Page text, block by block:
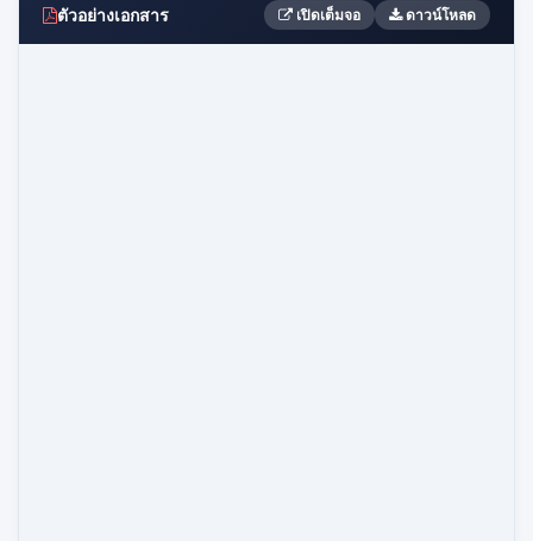
ตัวอย่างเอกสาร เปิดเต็มจอ ดาวน์โหลด